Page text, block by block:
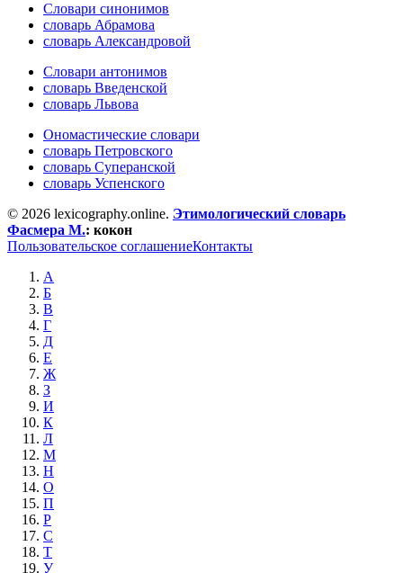
Словари синонимов
словарь Абрамова
словарь Александровой
Словари антонимов
словарь Введенской
словарь Львова
Ономастические словари
словарь Петровского
словарь Суперанской
словарь Успенского
© 2026 lexicography.online. Этимологический словарь
Фасмера М.: кокон
Пользовательское соглашениеКонтакты
А
Б
В
Г
Д
Е
Ж
З
И
К
Л
М
Н
О
П
Р
С
Т
У